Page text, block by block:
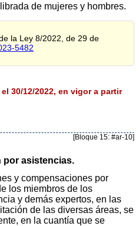
de mujeres y hombres.
la Ley 8/2022, de 29 de
5482
30/12/2022, en vigor a partir
[Bloque 15: #ar-10]
por asistencias.
y compensaciones por
los miembros de los
y demás expertos, en las
de las diversas áreas, se
en la cuantía que se